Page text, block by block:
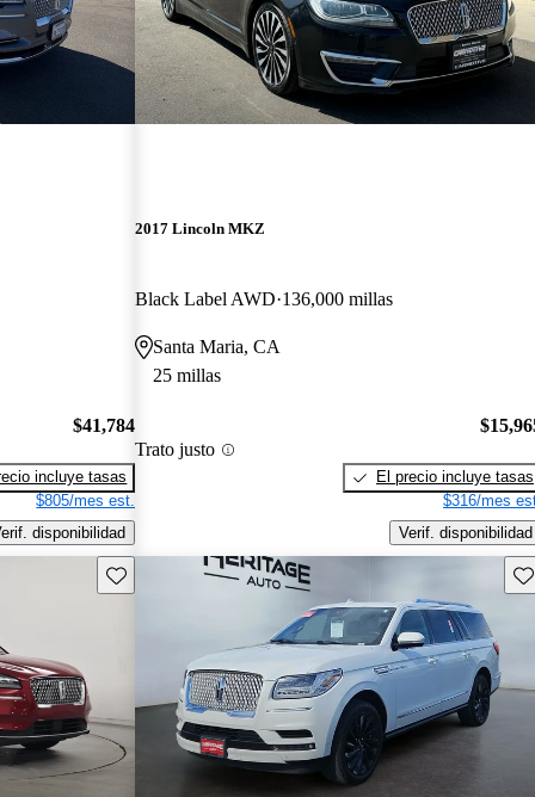
$41,784
incluye tasas
$805/mes est.
disponibilidad
2017 Lincoln MKZ
Black Label AWD 136,000 millas
Santa Maria, CA
25 millas
Trato justo
El precio incluye tasas
$316/mes
Verif. disponibilidad
Guarda este Aviso